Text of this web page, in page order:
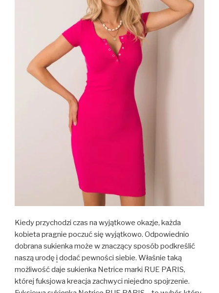
Kiedy przychodzi czas na wyjątkowe okazje, każda
kobieta pragnie poczuć się wyjątkowo. Odpowiednio
dobrana sukienka może w znaczący sposób podkreślić
naszą urodę i dodać pewności siebie. Właśnie taką
możliwość daje sukienka Netrice marki RUE PARIS,
której fuksjowa kreacja zachwyci niejedno spojrzenie.